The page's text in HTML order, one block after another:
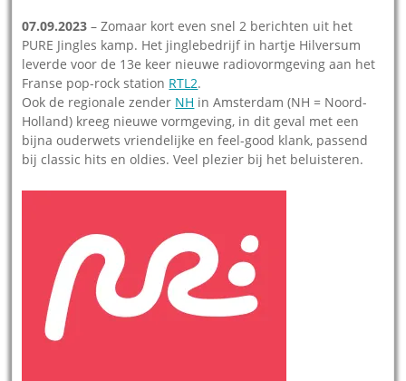
07.09.2023 – Zomaar kort even snel 2 berichten uit het
PURE Jingles kamp. Het jinglebedrijf in hartje Hilversum
leverde voor de 13e keer nieuwe radiovormgeving aan het
Franse pop-rock station RTL2.
Ook de regionale zender NH in Amsterdam (NH = Noord-
Holland) kreeg nieuwe vormgeving, in dit geval met een
bijna ouderwets vriendelijke en feel-good klank, passend
bij classic hits en oldies. Veel plezier bij het beluisteren.